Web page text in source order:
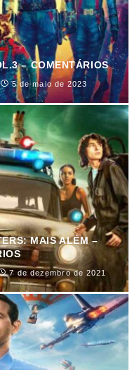
– COMENTÁRIOS
5 de maio de 2023
MAIS ALÉM –
7 de dezembro de 2021